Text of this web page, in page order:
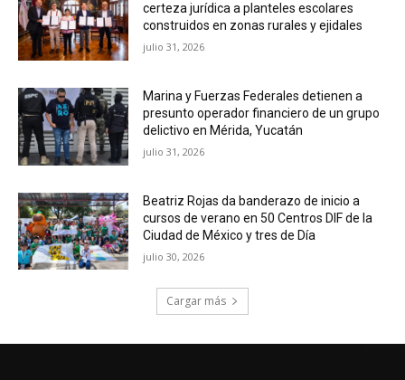
certeza jurídica a planteles escolares
construidos en zonas rurales y ejidales
julio 31, 2026
Marina y Fuerzas Federales detienen a
presunto operador financiero de un grupo
delictivo en Mérida, Yucatán
julio 31, 2026
Beatriz Rojas da banderazo de inicio a
cursos de verano en 50 Centros DIF de la
Ciudad de México y tres de Día
julio 30, 2026
Cargar más